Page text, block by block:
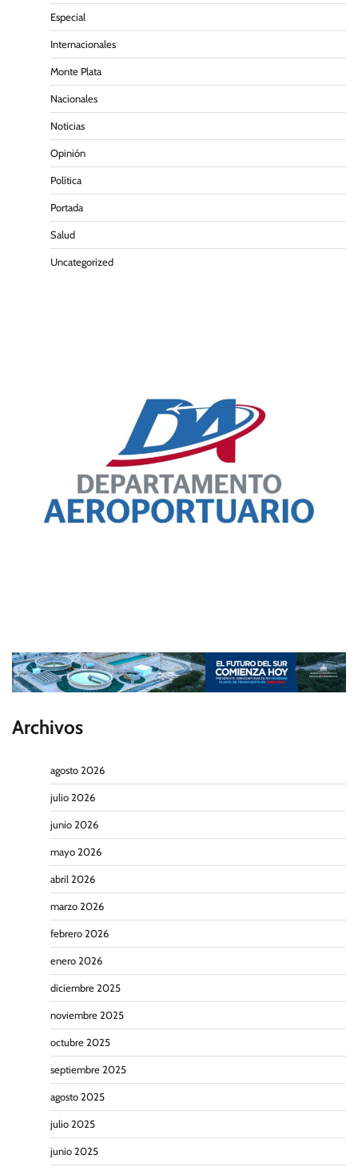
Especial
Internacionales
Monte Plata
Nacionales
Noticias
Opinión
Política
Portada
Salud
Uncategorized
Archivos
agosto 2026
julio 2026
junio 2026
mayo 2026
abril 2026
marzo 2026
febrero 2026
enero 2026
diciembre 2025
noviembre 2025
octubre 2025
septiembre 2025
agosto 2025
julio 2025
junio 2025